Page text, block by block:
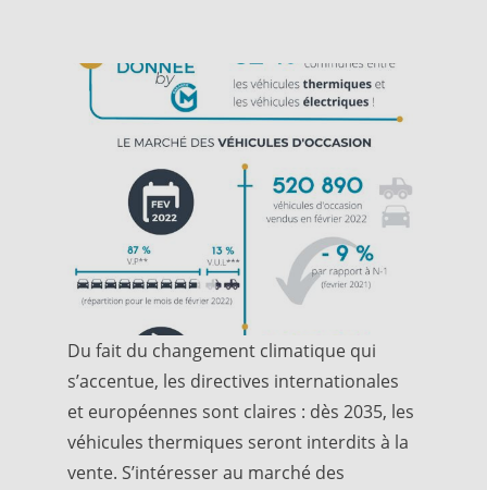
Du fait du changement climatique qui
s’accentue, les directives internationales
et européennes sont claires : dès 2035, les
véhicules thermiques seront interdits à la
vente. S’intéresser au marché des